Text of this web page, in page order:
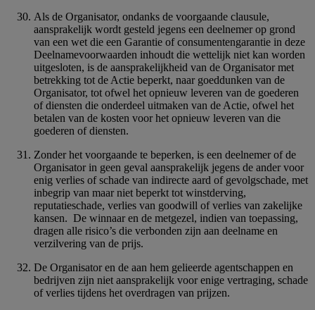
Als de Organisator, ondanks de voorgaande clausule,
aansprakelijk wordt gesteld jegens een deelnemer op grond
van een wet die een Garantie of consumentengarantie in deze
Deelnamevoorwaarden inhoudt die wettelijk niet kan worden
uitgesloten, is de aansprakelijkheid van de Organisator met
betrekking tot de Actie beperkt, naar goeddunken van de
Organisator, tot ofwel het opnieuw leveren van de goederen
of diensten die onderdeel uitmaken van de Actie, ofwel het
betalen van de kosten voor het opnieuw leveren van die
goederen of diensten.
Zonder het voorgaande te beperken, is een deelnemer of de
Organisator in geen geval aansprakelijk jegens de ander voor
enig verlies of schade van indirecte aard of gevolgschade, met
inbegrip van maar niet beperkt tot winstderving,
reputatieschade, verlies van goodwill of verlies van zakelijke
kansen. De winnaar en de metgezel, indien van toepassing,
dragen alle risico’s die verbonden zijn aan deelname en
verzilvering van de prijs.
De Organisator en de aan hem gelieerde agentschappen en
bedrijven zijn niet aansprakelijk voor enige vertraging, schade
of verlies tijdens het overdragen van prijzen.